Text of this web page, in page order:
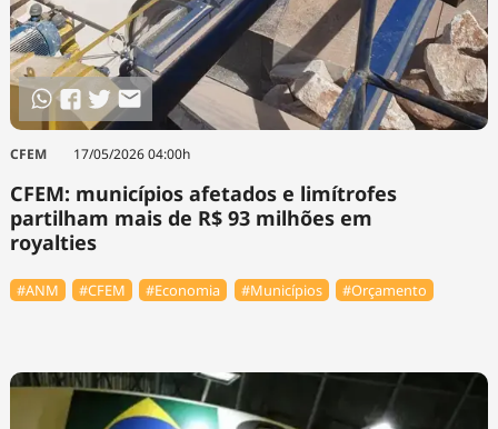
CFEM 17/05/2026 04:00h
CFEM: municípios afetados e limítrofes
partilham mais de R$ 93 milhões em
royalties
#ANM #CFEM #Economia #Municípios #Orçamento